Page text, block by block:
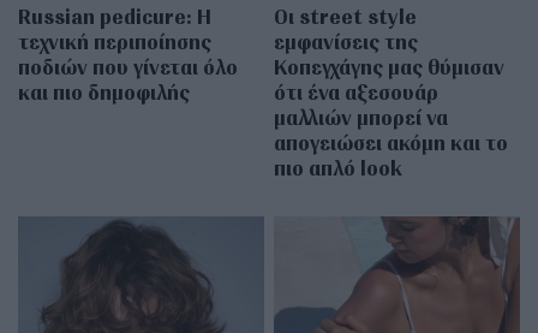
Russian pedicure: Η
τεχνική περιποίησης
ποδιών που γίνεται όλο
και πιο δημοφιλής
Οι street style
εμφανίσεις της
Κοπεγχάγης μας θύμισαν
ότι ένα αξεσουάρ
μαλλιών μπορεί να
απογειώσει ακόμη και το
πιο απλό look